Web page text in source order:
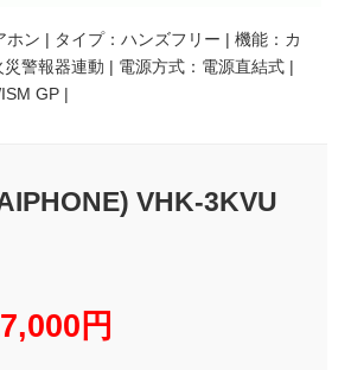
ホン | タイプ：ハンズフリー | 機能：カ
災警報器連動 | 電源方式：電源直結式 |
GP |
VHK-3KVU
円